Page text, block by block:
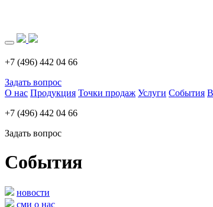
+7 (496) 442 04 66
Задать вопрос
О нас Продукция Точки продаж Услуги События
+7 (496) 442 04 66
Задать вопрос
События
новости
сми о нас